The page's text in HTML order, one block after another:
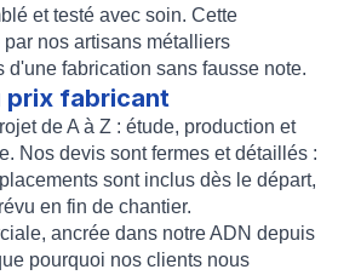
et testé avec soin. Cette
nos artisans métalliers
d'une fabrication sans fausse note.
prix fabricant
de A à Z : étude, production et
Nos devis sont fermes et détaillés :
sont inclus dès le départ,
en fin de chantier.
ancrée dans notre ADN depuis
pourquoi nos clients nous